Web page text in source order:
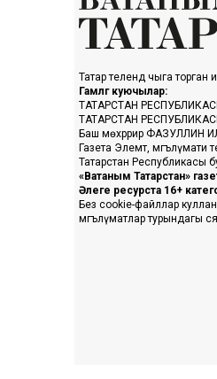
Татар телендә чыга торган
Гамәлгә куючылар:
ТАТАРСТАН
ТАТАРСТАН
Баш мөхәррир ФАЗУЛЛИН
Газета Элемтә, мәгълүмати
Татарстан Республикасы
«Ватаным Татарстан»
Әлеге ресурста 16+
Без cookie-файллар
мәгълүматлар турындагы